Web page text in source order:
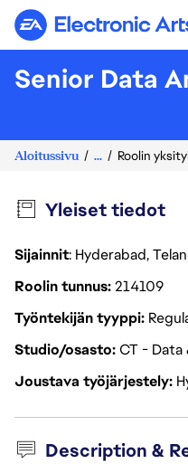
Electronic
Senior Data
Aloitussivu ... Roolin
Yleiset tiedot
Sijainnit: Hyderabad,
Roolin tunnus214109
Työntekijän tyyppi
Studio/osastoCT - Data
Joustava työjärjestely
Description &